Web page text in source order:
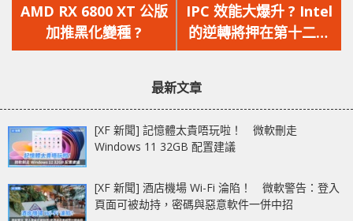
一
篇
文
AMD RX 6800 XT 公版
加推黑化變種 ?
一
篇
文
IPC 效能大爆升 ? Intel
的逆轉將押在第十二代
10nm Alder Lake 處
最新文章
[XF 新聞] 記憶體太貴唔玩啦！ 微軟刪走
Windows 11 32GB 配置建議
[XF 新聞] 酒店機場 Wi-Fi 淪陷！ 微軟警告：登入
頁面可被劫持，密碼與惡意軟件一併中招